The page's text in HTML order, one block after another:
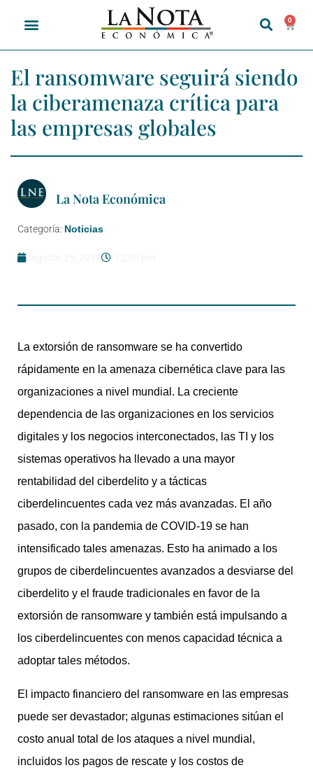
0
El ransomware seguirá siendo
la ciberamenaza crítica para
las empresas globales
La Nota Económica
Categoría: Noticias
La extorsión de ransomware se ha convertido
rápidamente en la amenaza cibernética clave para las
organizaciones a nivel mundial. La creciente
dependencia de las organizaciones en los servicios
digitales y los negocios interconectados, las TI y los
sistemas operativos ha llevado a una mayor
rentabilidad del ciberdelito y a tácticas
ciberdelincuentes cada vez más avanzadas. El año
pasado, con la pandemia de COVID-19 se han
intensificado tales amenazas. Esto ha animado a los
grupos de ciberdelincuentes avanzados a desviarse del
ciberdelito y el fraude tradicionales en favor de la
extorsión de ransomware y también está impulsando a
los ciberdelincuentes con menos capacidad técnica a
adoptar tales métodos.
El impacto financiero del ransomware en las empresas
puede ser devastador; algunas estimaciones sitúan el
costo anual total de los ataques a nivel mundial,
incluidos los pagos de rescate y los costos de